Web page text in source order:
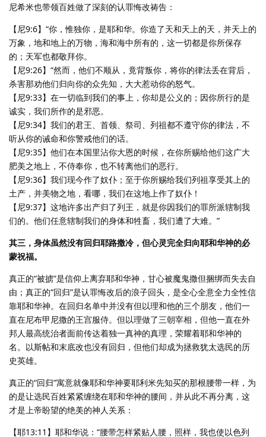
尼希米也带领百姓做了深刻的认罪悔改祷告：
【尼9:6】“你，惟独你，是耶和华。你造了天和天上的天，并天上的
万象，地和地上的万物，海和海中所有的，这一切都是你所保存
的；天军也都敬拜你。
【尼9:26】“然而，他们不顺从，竟背叛你，将你的律法丢在背后，
杀害那劝他们归向你的众先知，大大惹动你的怒气。
【尼9:33】在一切临到我们的事上，你却是公义的；因你所行的是
诚实，我们所作的是邪恶。
【尼9:34】我们的君王、首领、祭司、列祖都不遵守你的律法，不
听从你的诫命和你警戒他们的话。
【尼9:35】他们在本国里沾你大恩的时候，在你所赐给他们这广大
肥美之地上，不侍奉你，也不转离他们的恶行。
【尼9:36】我们现今作了奴仆；至于你所赐给我们列祖享受其上的
土产，并美物之地，看哪，我们在这地上作了奴仆！
【尼9:37】这地许多出产归了列王，就是你因我们的罪所派辖制我
们的。他们任意辖制我们的身体和牲畜，我们遭了大难。”
其三，身体虽然没有回归耶路撒冷，但心灵完全归向耶和华神的必
蒙祝福。
真正的“被掳”是信仰上离弃耶和华神，甘心被魔鬼撒但捆绑而失去自
由；真正的“回归”是认罪悔改后的浪子回头，是全心全意全力全性信
靠耶和华神。在回归名单中并没有但以理和他的三个朋友，他们一
直在尼布甲尼撒的王宫服侍。但以理做了三朝宰相，但他一直在外
邦人最高统治者面前传达着独一真神的真理，荣耀着耶和华神的
名。以斯帖和末底改也没有回归，但他们却成为拯救犹太选民的历
史英雄。
真正的“回归”寓意就像耶和华神要耶利米先知买的那根腰带一样，为
的是让选民百姓紧紧缠绕在耶和华神的腰间，并从此不再分离，这
才是上帝盼望的绝美的神人关系：
【耶13:11】耶和华说：“腰带怎样紧贴人腰，照样，我也使以色列